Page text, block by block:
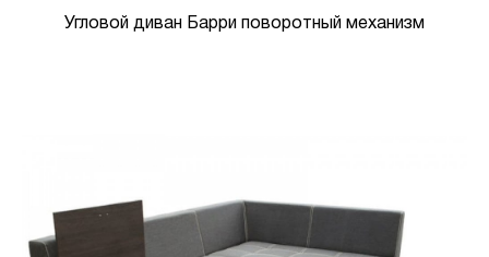
Угловой диван Барри поворотный механизм